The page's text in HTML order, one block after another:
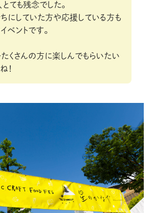
とても残念でした。
にしていた方や応援している方も
ベントです。
くさんの方に楽しんでもらいたい
！